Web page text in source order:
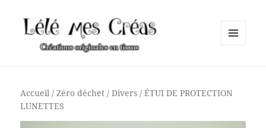
Accueil /Zéro déchet /Divers / ÉTUI DE PROTECTION
LUNETTES